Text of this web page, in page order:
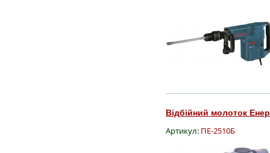
Відбійний молоток
Артикул: ПЕ-2510Б